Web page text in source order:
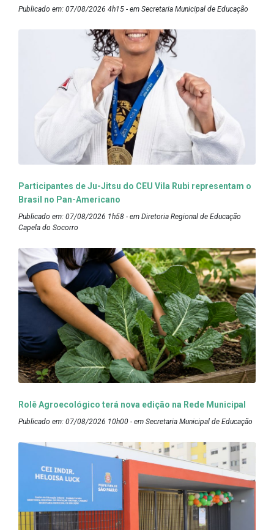
Publicado em: 07/08/2026 4h15 - em Secretaria Municipal de Educação
Participantes de Ju-Jitsu do CEU Vila Rubi representam o
Brasil no Pan-Americano
Publicado em: 07/08/2026 1h58 - em Diretoria Regional de Educação
Capela do Socorro
Rolê Agroecológico terá nova edição na Rede Municipal
Publicado em: 07/08/2026 10h00 - em Secretaria Municipal de Educação